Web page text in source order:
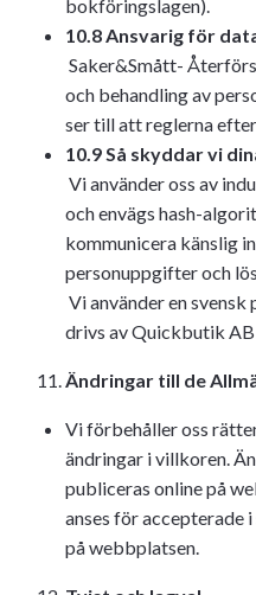
bokföringslagen).
10.8 Ansvarig för
Saker&Smått-
och behandling av
ser till att reglerna
10.9 Så skyddar vi
Vi använder oss av
och envägs hash-
kommunicera känslig
personuppgifter och
Vi använder en
drivs av Quickbutik
Ändringar till de
Vi förbehåller oss
ändringar i villkoren.
publiceras online på
anses för accepterade
på webbplatsen.